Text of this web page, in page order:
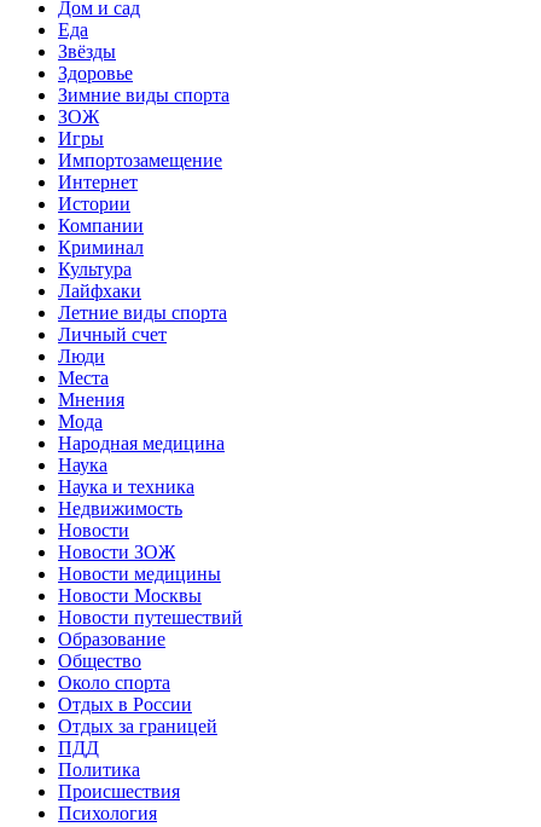
Дом и сад
Еда
Звёзды
Здоровье
Зимние виды спорта
ЗОЖ
Игры
Импортозамещение
Интернет
Истории
Компании
Криминал
Культура
Лайфхаки
Летние виды спорта
Личный счет
Люди
Места
Мнения
Мода
Народная медицина
Наука
Наука и техника
Недвижимость
Новости
Новости ЗОЖ
Новости медицины
Новости Москвы
Новости путешествий
Образование
Общество
Около спорта
Отдых в России
Отдых за границей
ПДД
Политика
Происшествия
Психология